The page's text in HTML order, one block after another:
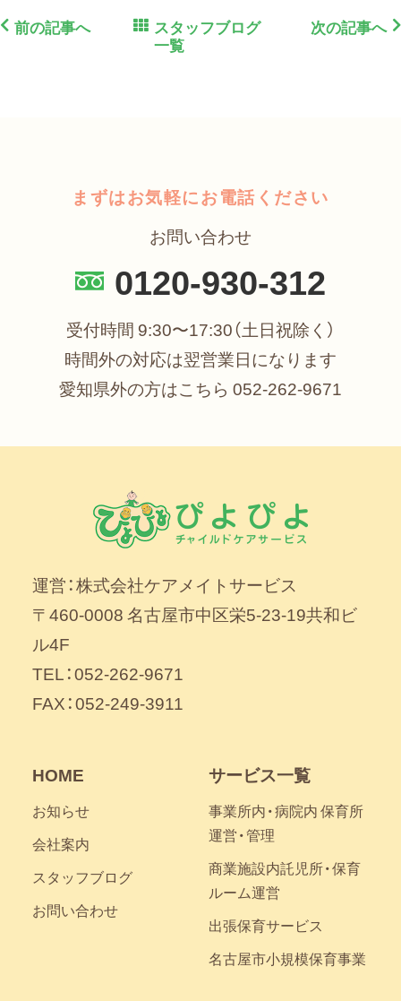
前の記事へ
スタッフブログ
一覧
次の記事へ
まずはお気軽にお電話ください
お問い合わせ
0120-930-312
受付時間 9:30〜17:30（土日祝除く）
時間外の対応は翌営業日になります
愛知県外の方はこちら 052-262-9671
運営：株式会社ケアメイトサービス
〒460-0008 名古屋市中区栄5-23-19共和ビ
ル4F
TEL：052-262-9671
FAX：052-249-3911
HOME
お知らせ
会社案内
スタッフブログ
お問い合わせ
サービス一覧
事業所内・病院内 保育所
運営・管理
商業施設内託児所・保育
ルーム運営
出張保育サービス
名古屋市小規模保育事業